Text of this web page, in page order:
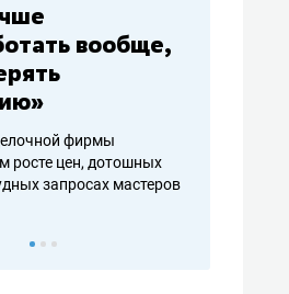
вообще,
фирмы
росте цен, дотошных
запросах мастеров